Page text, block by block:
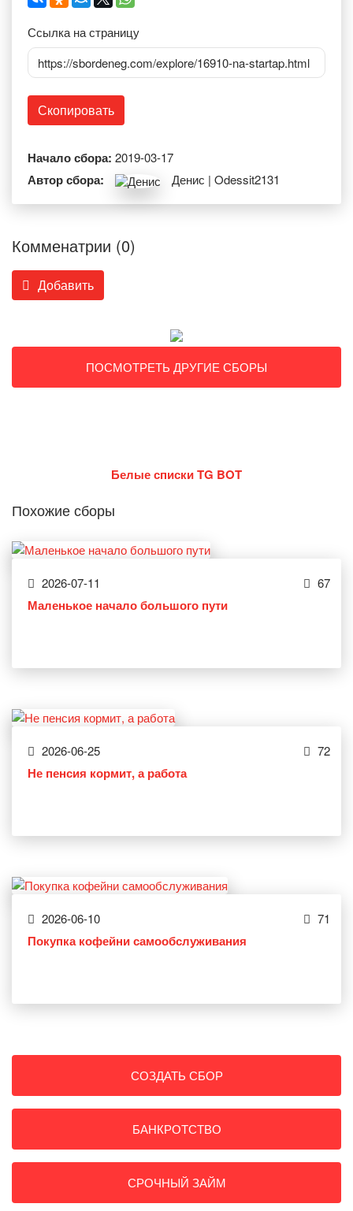
Ссылка на страницу
https://sbordeneg.com/explore/16910-na-startap.html
Скопировать
Начало сбора: 2019-03-17
Автор сбора: Денис | Odessit2131
Комменатрии (0)
Добавить
ПОСМОТРЕТЬ ДРУГИЕ СБОРЫ
Белые списки TG BOT
Похожие сборы
2026-07-11 67
Маленькое начало большого пути
2026-06-25 72
Не пенсия кормит, а работа
2026-06-10 71
Покупка кофейни самообслуживания
СОЗДАТЬ СБОР
БАНКРОТСТВО
СРОЧНЫЙ ЗАЙМ